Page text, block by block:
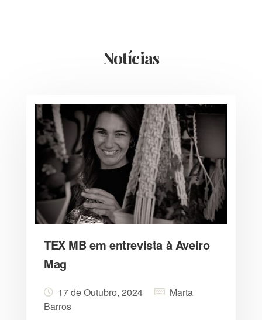
Notícias
TEX MB em entrevista à Aveiro
Mag
17 de Outubro, 2024
Marta
Barros